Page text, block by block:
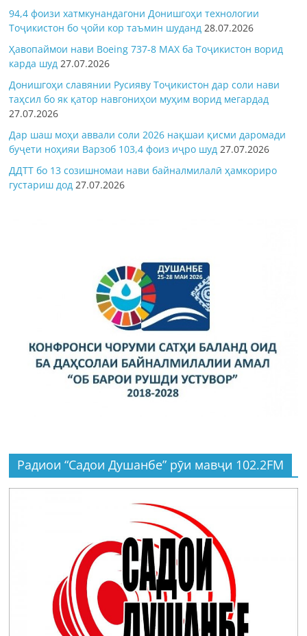
94,4 фоизи хатмкунандагони Донишгоҳи технологии
Тоҷикистон бо ҷойи кор таъмин шуданд 28.07.2026
Ҳавопаймои нави Boeing 737-8 MAX ба Тоҷикистон ворид
карда шуд 27.07.2026
Донишгоҳи славянии Русияву Тоҷикистон дар соли нави
таҳсил бо як қатор навгониҳои муҳим ворид мегардад
27.07.2026
Дар шаш моҳи аввали соли 2026 нақшаи қисми даромади
буҷети ноҳияи Варзоб 103,4 фоиз иҷро шуд 27.07.2026
ДДТТ бо 13 созишномаи нави байналмилалӣ ҳамкориро
густариш дод 27.07.2026
Радиои “Садои Душанбе” рӯи мавҷи 102.2FM